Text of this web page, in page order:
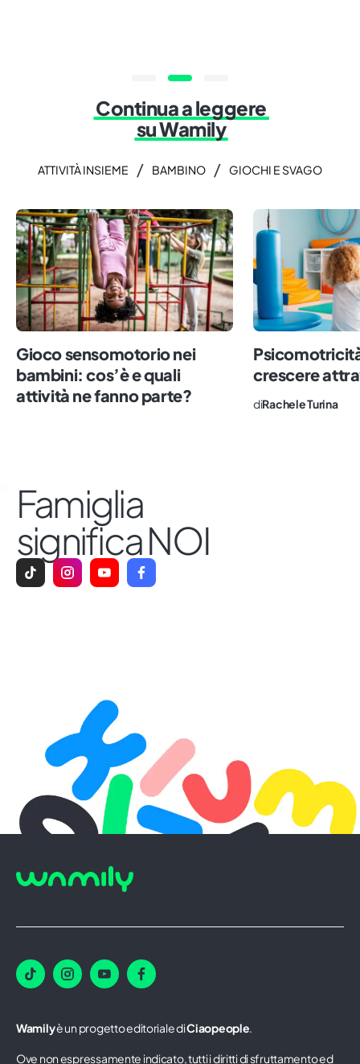
Continua a leggere
su Wamily
ATTIVITÀ INSIEME / BAMBINO / GIOCHI E SVAGO
Gioco sensomotorio nei
bambini: cos’è e quali
attività ne fanno parte?
crescere
diRachele Turina
Famiglia
significa NOI
Wamilyè un progetto editoriale diCiaopeople.
Ove non espressamente indicato, tutti i diritti di sfruttamento ed